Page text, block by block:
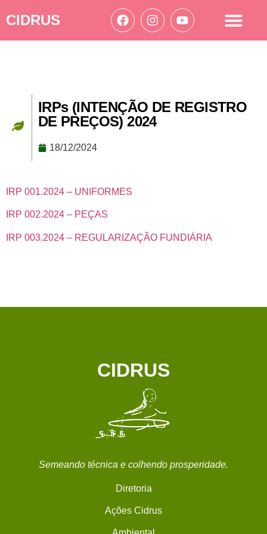
CIDRUS
IRPs (INTENÇÃO DE REGISTRO
DE PREÇOS) 2024
18/12/2024
IRP 001.2024 – UNIFORMES
IRP 002.2024 – PEÇAS
IRP 003.2024 – REGULARIZAÇÃO FUNDIÁRIA
CIDRUS
Semeando técnica e colhendo prosperidade.
Diretoria
Ações Cidrus